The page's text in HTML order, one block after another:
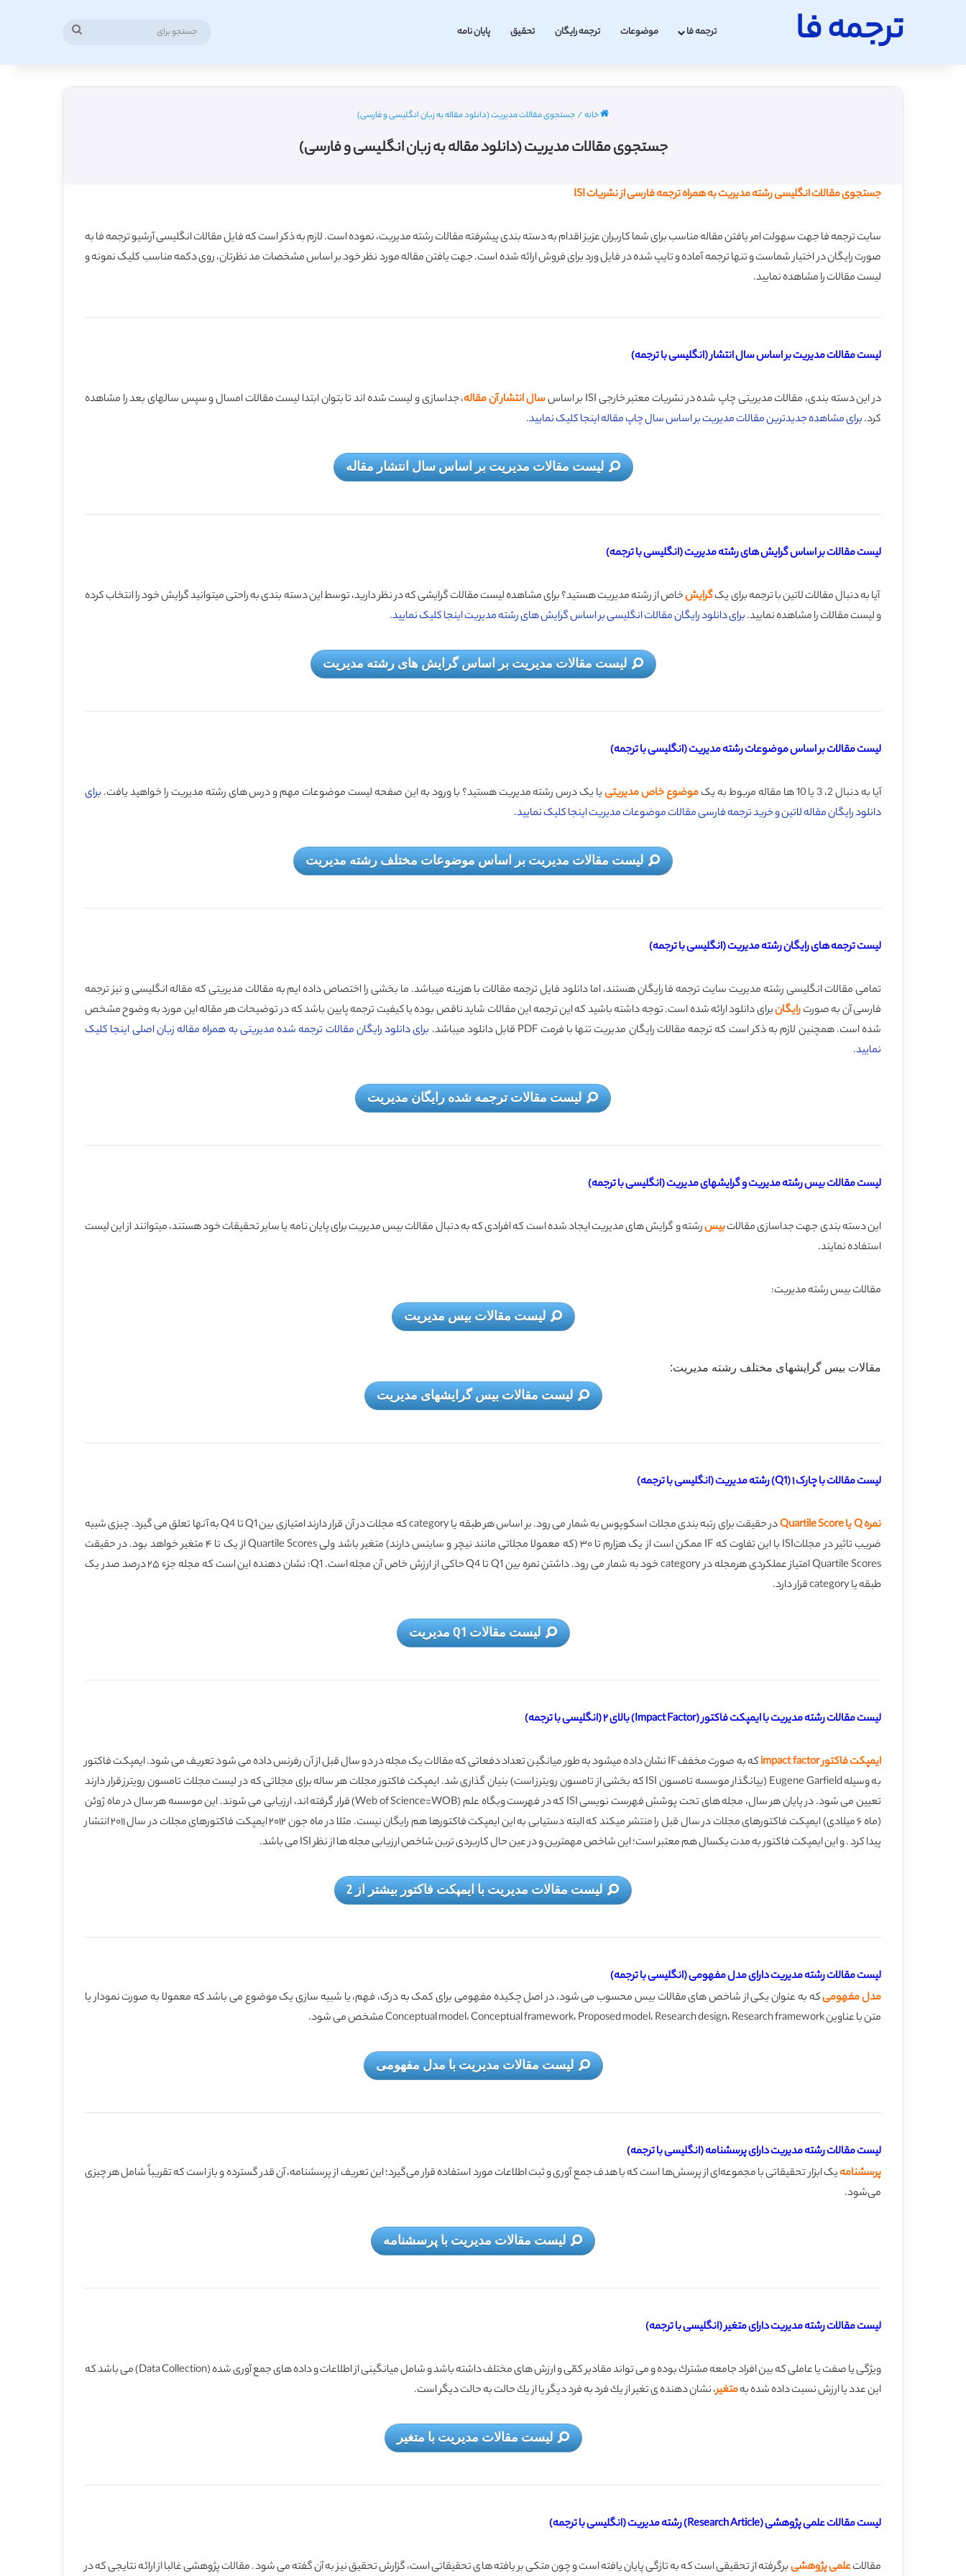
ترجمه فا ترجمه فا موضوعات ترجمه رایگان تحقیق پایان نامه
خانه/جستجوی مقالات مدیریت (دانلود مقاله به زبان انگلیسی و فارسی)
جستجوی مقالات مدیریت (دانلود مقاله به زبان انگلیسی و فارسی)
جستجوی مقالات انگلیسی رشته مدیریت به همراه ترجمه فارسی از نشریات ISI
سایت ترجمه فا جهت سهولت امر یافتن مقاله مناسب برای شما کاربران عزیز اقدام به دسته بندی پیشرفته مقالات رشته مدیریت، نموده است. لازم به ذکر است که فایل مقالات انگلیسی آرشیو ترجمه فا به
صورت رایگان در اختیار شماست و تنها ترجمه آماده و تایپ شده در فایل ورد برای فروش ارائه شده است.جهت یافتن مقاله مورد نظر خود بر اساس مشخصات مد نظرتان، روی دکمه مناسب کلیک نمونه و
لیست مقالات را مشاهده نمایید.
لیست مقالات مدیریت بر اساس سال انتشار (انگلیسی با ترجمه)
در این دسته بندی، مقالات مدیریتی چاپ شده در نشریات معتبر خارجی ISI بر اساس سال انتشار آن مقاله، جداسازی و لیست شده اند تا بتوان ابتدا لیست مقالات امسال و سپس سالهای بعد را مشاهده
کرد.برای مشاهده جدیدترین مقالات مدیریت بر اساس سال چاپ مقاله اینجا کلیک نمایید.
لیست مقالات مدیریت بر اساس سال انتشار مقاله
لیست مقالات بر اساس گرایش های رشته مدیریت (انگلیسی با ترجمه)
آیا به دنبال مقالات لاتین با ترجمه برای یکگرایشخاص از رشته مدیریت هستید؟ برای مشاهده لیست مقالات گرایشی که در نظر دارید، توسط این دسته بندی به راحتی میتوانید گرایش خود را انتخاب کرده
و لیست مقالات را مشاهده نمایید.برای دانلود رایگان مقالات انگلیسی بر اساس گرایش های رشته مدیریت اینجا کلیک نمایید.
لیست مقالات مدیریت بر اساس گرایش های رشته مدیریت
لیست مقالات بر اساس موضوعات رشته مدیریت (انگلیسی با ترجمه)
آیا به دنبال 2، 3 یا 10 ها مقاله مربوط به یک موضوع خاص مدیریتییا یک درس رشته مدیریت هستید؟ با ورود به این صفحه لیست موضوعات مهم و درس های رشته مدیریت را خواهید یافت. برای
دانلود رایگان مقاله لاتین و خرید ترجمه فارسی مقالات موضوعات مدیریت اینجا کلیک نمایید.
لیست مقالات مدیریت بر اساس موضوعات مختلف رشته مدیریت
لیست ترجمه های رایگان رشته مدیریت (انگلیسی با ترجمه)
تمامی مقالات انگلیسی رشته مدیریت سایت ترجمه فا رایگان هستند، اما دانلود فایل ترجمه مقالات با هزینه میباشد. ما بخشی را اختصاص داده ایم به مقالات مدیریتی که مقاله انگلیسی و نیز ترجمه
فارسی آن به صورترایگانبرای دانلود ارائه شده است. توجه داشته باشید که این ترجمه این مقالات شاید ناقص بوده یا کیفیت ترجمه پایین باشد که در توضیحات هر مقاله این مورد به وضوح مشخص
شده است. همچنین لازم به ذکر است که ترجمه مقالات رایگان مدیریت تنها با فرمت PDF قابل دانلود میباشد.
برای دانلود رایگان مقالات ترجمه شده مدیریتی به همراه مقاله زبان اصلی اینجا کلیک
نمایید.
لیست مقالات ترجمه شده رایگان مدیریت
لیست مقالات بیس رشته مدیریت و گرایشهای مدیریت (انگلیسی با ترجمه)
این دسته بندی جهت جداسازی مقالاتبیسرشته و گرایش های مدیریت ایجاد شده است که افرادی که به دنبال مقالات بیس مدیریت برای پایان نامه یا سایر تحقیقات خود هستند، میتوانند از این لیست
استفاده نمایند.
مقالات بیس رشته مدیریت:
لیست مقالات بیس مدیریت
مقالات بیس گرایشهای مختلف رشته مدیریت:
لیست مقالات بیس گرایشهای مدیریت
لیست مقالات با چارک ۱ (Q1) رشته مدیریت (انگلیسی با ترجمه)
نمره Q یا Quartile Score
در حقیقت برای رتبه بندی مجلات اسکوپوس به شمار می رود. بر اساس هر طبقه یا category که مجلات در آن قرار دارند امتیازی بین Q1 تا Q4 به آنها تعلق می گیرد. چیزی شبیه
ضریب تاثیر در مجلاتISI با این تفاوت که IF ممکن است از یک هزارم تا ۳۰ (که معمولا مجلاتی مانند نیچر و ساینس دارند) متغیر باشد ولی Quartile Scores از یک تا ۴ متغیر خواهد بود. در حقیقت
Quartile Scores امتیاز عملکردی هرمجله در category خود به شمار می رود. داشتن نمره بین Q1 تا Q4 حاکی از ارزش خاص آن مجله است. Q1: نشان دهنده اين است که مجله جزء ۲۵ درصد صدر يک
طبقه يا category قرار دارد.
لیست مقالات Q1 مدیریت
لیست مقالات رشته مدیریت با ایمپکت فاکتور (Impact Factor) بالای ۲ (انگلیسی با ترجمه)
ایمپکت فاکتور impact factor
که به صورت مخفف IF نشان داده میشود به طور میانگین تعداد دفعاتی که مقالات یک مجله در دو سال قبل از آن رفرنس داده می شود تعریف می شود. ایمپکت فاکتور
به وسیله Eugene Garfield (بیانگذار موسسه تامسون ISI که بخشی از تامسون رویترز است) بنیان گذاری شد. ایمپکت فاکتور مجلات هر ساله برای مجلاتی که در لیست مجلات تامسون رویترز قرار دارند
تعیین می شود. در پایان هر سال، مجله های تحت پوشش فهرست نویسی ISI که در فهرست وبگاه علم (Web of Science=WOB) قرار گرفته اند، ارزیابی می شوند. این موسسه هر سال در ماه ژوئن
(ماه ۶ میلادی) ایمپکت فاکتورهای مجلات در سال قبل را منتشر میکند که البته دستیابی به این ایمپکت فاکتورها هم رایگان نیست. مثلا در ماه جون ۲۰۱۲ ایمپکت فاکتورهای مجلات در سال ۲۰۱۱ انتشار
پیدا کرد . و این ایمپکت فاکتور به مدت یکسال هم معتبر است؛ این شاخص مهمترین و در عین حال کاربردی ترین شاخص ارزیابی مجله ها از نظر ISI می باشد.
لیست مقالات مدیریت با ایمپکت فاکتور بیشتر از 2
لیست مقالات رشته مدیریت دارای مدل مفهومی (انگلیسی با ترجمه)
مدل مفهومیکه به عنوان یکی از شاخص های مقالات بیس محسوب می شود، در اصل چکیده مفهومی برای کمک به درک، فهم، یا شبیه‌ سازی یک موضوع می باشد که معمولا به صورت نمودار یا
متن با عناوین Conceptual model، Conceptual framework، Proposed model، Research design، Research framework مشخص می شود.
لیست مقالات مدیریت با مدل مفهومی
لیست مقالات رشته مدیریت دارای پرسشنامه (انگلیسی با ترجمه)
پرسشنامهیک ابزار تحقیقاتی با مجموعه‌ای از پرسش‌ها است که با هدف جمع آوری و ثبت اطلاعات مورد استفاده قرار می‌گیرد؛ این تعریف از پرسشنامه، آن قدر گسترده و باز است که تقریباً شامل هر چیزی
می‌شود.
لیست مقالات مدیریت با پرسشنامه
لیست مقالات رشته مدیریت دارای متغیر (انگلیسی با ترجمه)
ویژگی یا صفت یا عاملی كه بین افراد جامعه مشترك بوده و می تواند مقادیر كمّی و ارزش های مختلف داشته باشد و شامل میانگینی از اطلاعات و داده های جمع آوری شده (Data Collection) می باشد كه
این عدد یا ارزش نسبت داده شده بهمتغیر، نشان دهنده ی تغیر از یك فرد به فرد دیگر یا از یك حالت به حالت دیگر است.
لیست مقالات مدیریت با متغیر
لیست مقالات علمی پژوهشی (Research Article) رشته مدیریت (انگلیسی با ترجمه)
مقالاتعلمی پژوهشیبرگرفته از تحقیقی است كه به تازگی پایان یافته است و چون متكی بر یافته های تحقیقاتی است، گزارش تحقیق نیز به آن گفته می شود. مقالات پژوهشی غالبا از ارائه نتایجی که در